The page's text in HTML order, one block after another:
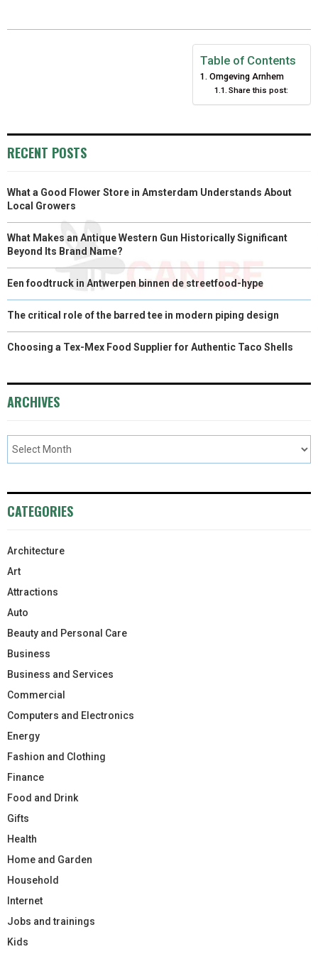
O
T
)
O
O O
R O
N
D
I
N
O
N
Table of Contents
Omgeving Arnhem
Share this post:
RECENT POSTS
What a Good Flower Store in Amsterdam Understands About
Local Growers
What Makes an Antique Western Gun Historically Significant
Beyond Its Brand Name?
Een foodtruck in Antwerpen binnen de streetfood-hype
The critical role of the barred tee in modern piping design
Choosing a Tex-Mex Food Supplier for Authentic Taco Shells
ARCHIVES
CATEGORIES
Architecture
Art
Attractions
Auto
Beauty and Personal Care
Business
Business and Services
Commercial
Computers and Electronics
Energy
Fashion and Clothing
Finance
Food and Drink
Gifts
Health
Home and Garden
Household
Internet
Jobs and trainings
Kids